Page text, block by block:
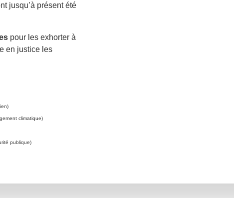
jusqu’à présent été
pour les exhorter à
en justice les
climatique)
publique)